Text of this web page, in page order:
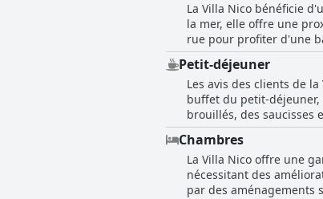
La Villa Nico bénéficie
la mer, elle offre une
rue pour profiter d'une
charme de l'hôtel, offrant un
parfaite pour les
ligne de bus 8 vous
pittoresque que les clients trouvent difficile à surpasser.
entretenu, propre et
restaurants à proximité,
certains, le consensus
qui recherchent une
excellent choix.
Petit-déjeuner
Les avis des clients de
buffet du petit-
brouillés, des saucisses
copieux et suffisant
déjeuner dans le prix
avec une vue magnifique sur la mer —
menus, avec les
longtemps. Quelques
Chambres
La Villa Nico offre une
nécessitant des
par des aménagements